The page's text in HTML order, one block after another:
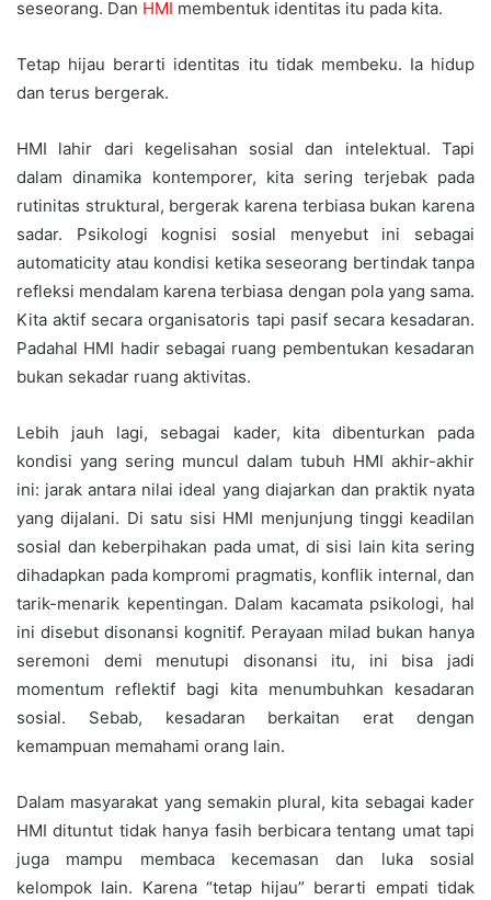
seseorang. Dan HMI membentuk identitas itu pada kita.
Tetap hijau berarti identitas itu tidak membeku. Ia hidup
dan terus bergerak.
HMI lahir dari kegelisahan sosial dan intelektual. Tapi
dalam dinamika kontemporer, kita sering terjebak pada
rutinitas struktural, bergerak karena terbiasa bukan karena
sadar. Psikologi kognisi sosial menyebut ini sebagai
automaticity atau kondisi ketika seseorang bertindak tanpa
refleksi mendalam karena terbiasa dengan pola yang sama.
Kita aktif secara organisatoris tapi pasif secara kesadaran.
Padahal HMI hadir sebagai ruang pembentukan kesadaran
bukan sekadar ruang aktivitas.
Lebih jauh lagi, sebagai kader, kita dibenturkan pada
kondisi yang sering muncul dalam tubuh HMI akhir-akhir
ini: jarak antara nilai ideal yang diajarkan dan praktik nyata
yang dijalani. Di satu sisi HMI menjunjung tinggi keadilan
sosial dan keberpihakan pada umat, di sisi lain kita sering
dihadapkan pada kompromi pragmatis, konflik internal, dan
tarik-menarik kepentingan. Dalam kacamata psikologi, hal
ini disebut disonansi kognitif. Perayaan milad bukan hanya
seremoni demi menutupi disonansi itu, ini bisa jadi
momentum reflektif bagi kita menumbuhkan kesadaran
sosial. Sebab, kesadaran berkaitan erat dengan
kemampuan memahami orang lain.
Dalam masyarakat yang semakin plural, kita sebagai kader
HMI dituntut tidak hanya fasih berbicara tentang umat tapi
juga mampu membaca kecemasan dan luka sosial
kelompok lain. Karena “tetap hijau” berarti empati tidak